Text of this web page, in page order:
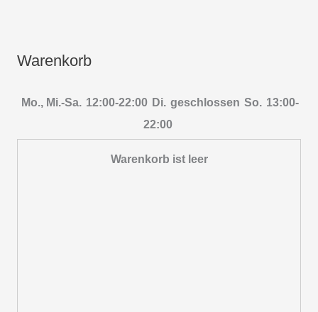
Warenkorb
Mo., Mi.-Sa. 12:00-22:00 Di. geschlossen So. 13:00-
22:00
Warenkorb ist leer